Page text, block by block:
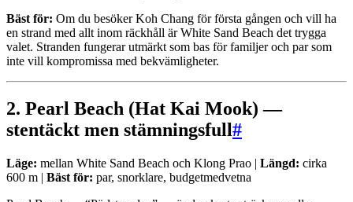
Bäst för: Om du besöker Koh Chang för första gången och vill ha
en strand med allt inom räckhåll är White Sand Beach det trygga
valet. Stranden fungerar utmärkt som bas för familjer och par som
inte vill kompromissa med bekvämligheter.
2. Pearl Beach (Hat Kai Mook) —
stentäckt men stämningsfull#
Läge: mellan White Sand Beach och Klong Prao | Längd: cirka
600 m | Bäst för: par, snorklare, budgetmedvetna